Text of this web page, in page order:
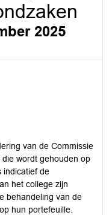
2025
van de Commissie
wordt gehouden op
indicatief de
het college zijn
behandeling van de
hun portefeuille.